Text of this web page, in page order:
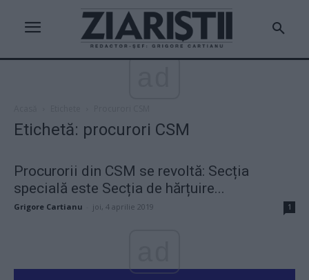
Etichetă: procurori CSM
Procurorii din CSM se revoltă: Secția
specială este Secția de hărțuire...
Grigore Cartianu joi, 4 aprilie 2019 1